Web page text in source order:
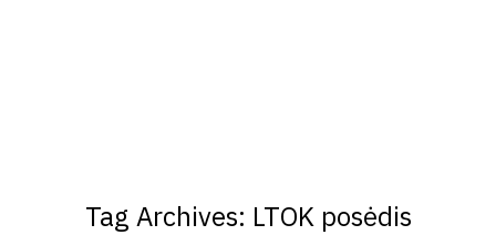
Tag Archives: LTOK posėdis